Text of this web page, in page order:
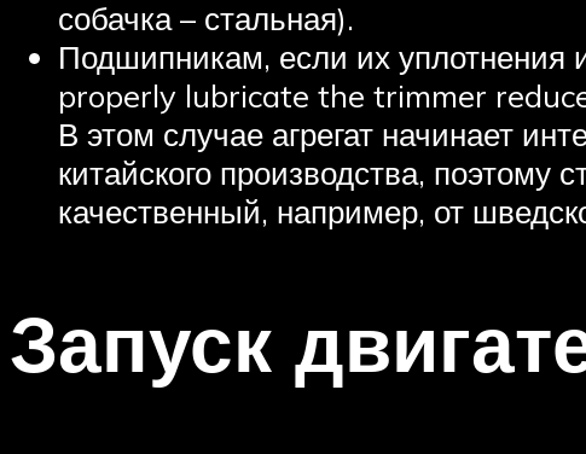
собачка – стальная).
Подшипникам, если их уплотнения
properly lubricate the trimmer
В этом случае агрегат начинает
китайского производства, поэтому
качественный, например, от
Запуск